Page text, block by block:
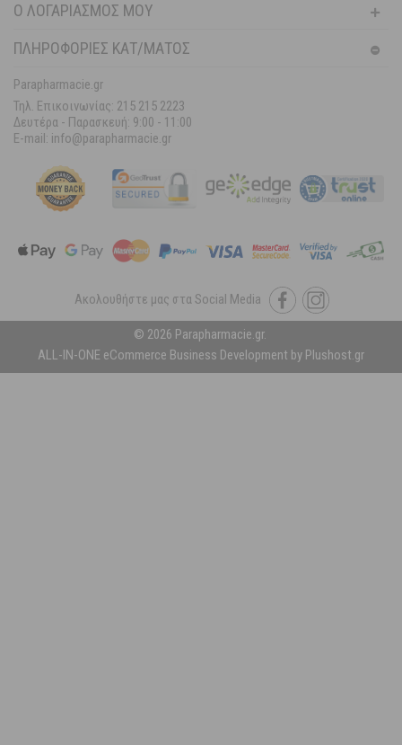
Ο ΛΟΓΑΡΙΑΣΜΌΣ ΜΟΥ
ΠΛΗΡΟΦΟΡΙΕΣ ΚΑΤ/ΜΑΤΟΣ
Parapharmacie.gr
Τηλ. Επικοινωνίας: 215 215 2223
Δευτέρα - Παρασκευή: 9:00 - 11:00
E-mail: info@parapharmacie.gr
Ακολουθήστε μας στα Social Media
© 2026 Parapharmacie.gr.
ALL-IN-ONE eCommerce Business Development by Plushost.gr